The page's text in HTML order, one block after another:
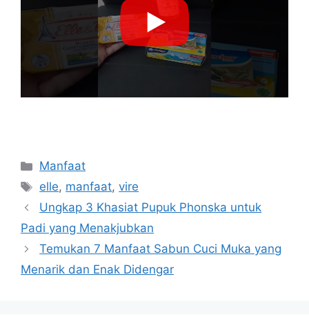
Categories
Manfaat
Tags
elle, manfaat,vire
Ungkap 3 Khasiat Pupuk Phonska untuk
Padi yang Menakjubkan
Temukan 7 Manfaat Sabun Cuci Muka yang
Menarik dan Enak Didengar